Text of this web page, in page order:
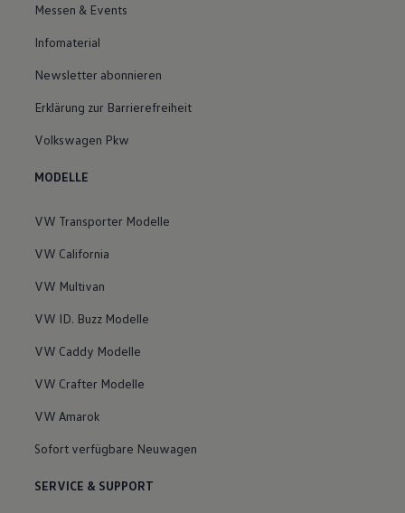
Messen & Events
Infomaterial
Newsletter abonnieren
Erklärung zur Barrierefreiheit
Volkswagen Pkw
MODELLE
VW Transporter Modelle
VW California
VW Multivan
VW ID. Buzz Modelle
VW Caddy Modelle
VW Crafter Modelle
VW Amarok
Sofort verfügbare Neuwagen
SERVICE & SUPPORT